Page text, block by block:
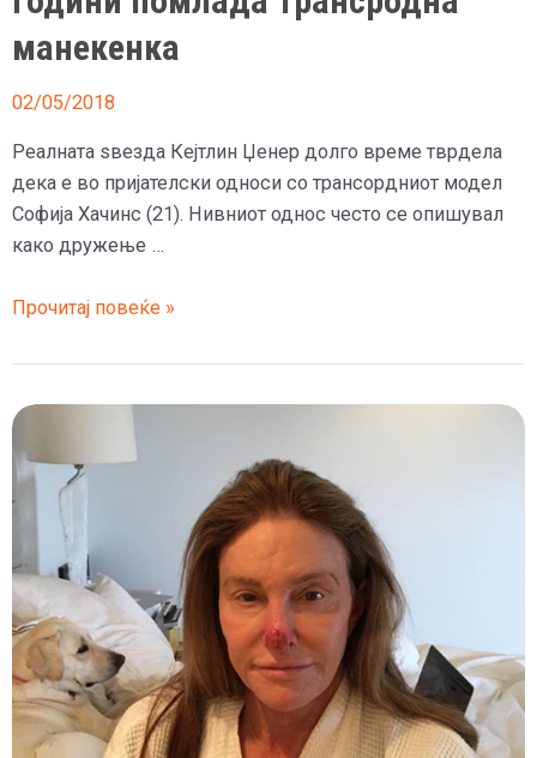
манекенка
02/05/2018
Реалната ѕвезда Кејтлин Џенер долго време тврдела
дека е во пријателски односи со трансордниот модел
Софија Хачинс (21). Нивниот однос често се опишувал
како дружење …
Кејтлин
во
врска
со
47
години
помлада
трансродна
манекенка
Прочитај повеќе »